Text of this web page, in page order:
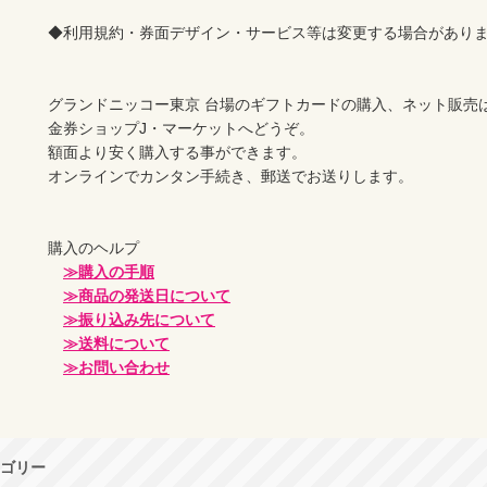
◆利用規約・券面デザイン・サービス等は変更する場合がありま
グランドニッコー東京 台場のギフトカードの購入、ネット販売
金券ショップJ・マーケットへどうぞ。
額面より安く購入する事ができます。
オンラインでカンタン手続き、郵送でお送りします。
購入のヘルプ
≫購入の手順
≫商品の発送日について
≫振り込み先について
≫送料について
≫お問い合わせ
リー